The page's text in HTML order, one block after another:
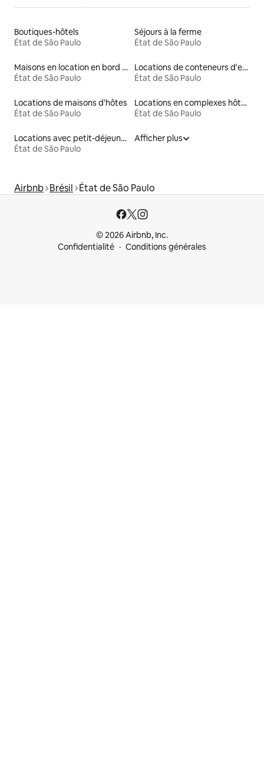
Boutiques-hôtels
État de São Paulo
Séjours à la ferme
État de São Paulo
Maisons en location en bord de mer
État de São Paulo
Locations de conteneurs d'expédition
État de São Paulo
Locations de maisons d'hôtes
État de São Paulo
Locations en complexes hôteliers
État de São Paulo
Locations avec petit-déjeuner
État de São Paulo
Afficher plus
Airbnb Brésil État de São Paulo
© 2026 Airbnb, Inc.
Confidentialité
Conditions générales